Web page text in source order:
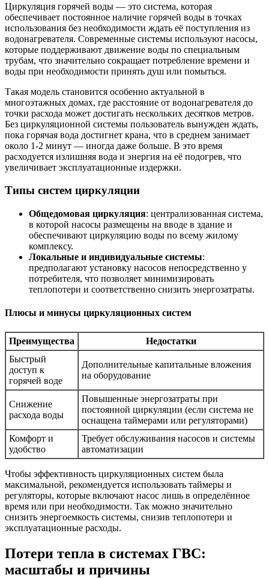
Циркуляция горячей воды — это система, которая
обеспечивает постоянное наличие горячей воды в точках
использования без необходимости ждать её поступления из
водонагревателя. Современные системы используют насосы,
которые поддерживают движение воды по специальным
трубам, что значительно сокращает потребление времени и
воды при необходимости принять душ или помыться.
Такая модель становится особенно актуальной в
многоэтажных домах, где расстояние от водонагревателя до
точки расхода может достигать нескольких десятков метров.
Без циркуляционной системы пользователь вынужден ждать,
пока горячая вода достигнет крана, что в среднем занимает
около 1-2 минут — иногда даже больше. В это время
расходуется излишняя вода и энергия на её подогрев, что
увеличивает эксплуатационные издержки.
Типы систем циркуляции
Общедомовая циркуляция: централизованная система,
в которой насосы размещены на вводе в здание и
обеспечивают циркуляцию воды по всему жилому
комплексу.
Локальные и индивидуальные системы:
предполагают установку насосов непосредственно у
потребителя, что позволяет минимизировать
теплопотери и соответственно снизить энергозатраты.
Плюсы и минусы циркуляционных систем
Преимущества
Недостатки
Быстрый
доступ к
горячей воде
Дополнительные капитальные вложения
на оборудование
Снижение
расхода воды
Повышенные энергозатраты при
постоянной циркуляции (если система не
оснащена таймерами или регуляторами)
Комфорт и
удобство
Требует обслуживания насосов и системы
автоматизации
Чтобы эффективность циркуляционных систем была
максимальной, рекомендуется использовать таймеры и
регуляторы, которые включают насос лишь в определённое
время или при необходимости. Так можно значительно
снизить энергоемкость системы, снизив теплопотери и
эксплуатационные расходы.
Потери тепла в системах ГВС:
масштабы и причины